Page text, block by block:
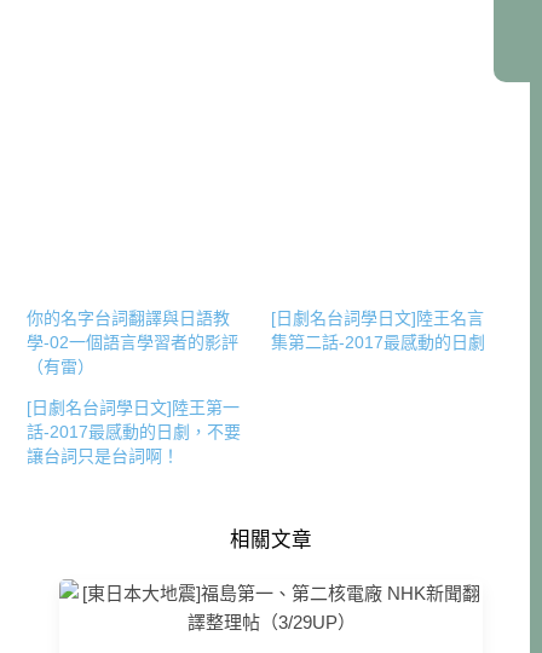
你的名字台詞翻譯與日語教
學-02一個語言學習者的影評
（有雷）
[日劇名台詞學日文]陸王名言
集第二話-2017最感動的日劇
[日劇名台詞學日文]陸王第一
話-2017最感動的日劇，不要
讓台詞只是台詞啊！
相關文章